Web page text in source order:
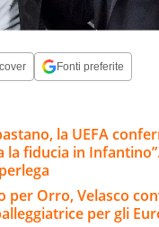
Fonti preferite
la UEFA
la fiducia in
Orro, Velasco
per gli